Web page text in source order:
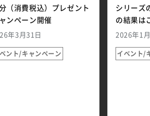
（消費税込）プレゼント
ンペーン開催
年3月31日
ント/キャンペーン
シリーズ
の結果は
2026年1
イベント/